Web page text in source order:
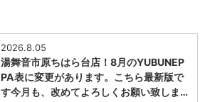
2026.8.05
湯舞音市原ちはら台店！8月のYUBUNEP
PA表に変更があります。こちら最新版で
す今月も、改めてよろしくお願い致しま…